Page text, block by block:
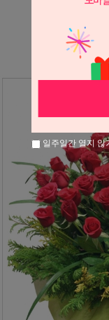
는 시세
일주일간 열지 않